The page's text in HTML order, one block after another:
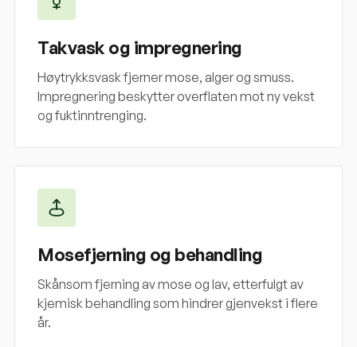
Takvask og impregnering
Høytrykksvask fjerner mose, alger og smuss.
Impregnering beskytter overflaten mot ny vekst
og fuktinntrenging.
Mosefjerning og behandling
Skånsom fjerning av mose og lav, etterfulgt av
kjemisk behandling som hindrer gjenvekst i flere
år.